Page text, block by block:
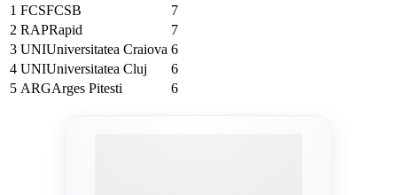
1 FCSFCSB
7
2 RAPRapid
7
3 UNIUniversitatea Craiova 6
4 UNIUniversitatea Cluj
6
5 ARGArges Pitesti 6